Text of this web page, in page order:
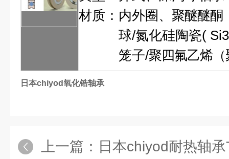
材质：内外圈、 聚醚醚酮
球/氮化硅陶瓷(
笼子/聚四氟乙烯 （
日本chiyod氧化锆轴承
上一篇： 日本chiyod耐热轴承